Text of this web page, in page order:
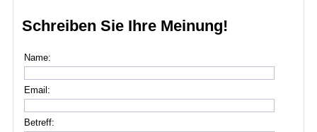
Schreiben Sie Ihre Meinung!
Name:
Email:
Betreff: